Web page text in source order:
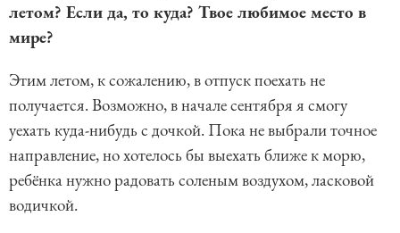
летом? Если да, то куда? Твое любимое место в
мире?
Этим летом, к сожалению, в отпуск поехать не
получается. Возможно, в начале сентября я смогу
уехать куда-нибудь с дочкой. Пока не выбрали точное
направление, но хотелось бы выехать ближе к морю,
ребёнка нужно радовать соленым воздухом, ласковой
водичкой.